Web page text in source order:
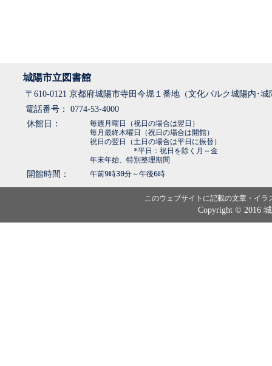
城陽市立図書館
〒610-0121 京都府城陽市寺田今堀１番地（文化パルク城陽内･
電話番号： 0774-53-4000
休館日：
毎週月曜日（祝日の場合は翌日）
毎月最終木曜日（祝日の場合は開館）
祝日の翌日（土日の場合は平日に振替）
*平日：祝日を除く月～金
年末年始、特別整理期間
開館時間： 午前9時30分～午後6時
このウェブサイトに記載の文章・イ
Copyright © 2016